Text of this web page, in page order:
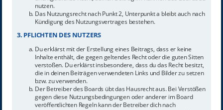
nutzen.
Das Nutzungsrecht nach Punkt 2, Unterpunkt a bleibt auch nach
Kündigung des Nutzungsvertrages bestehen.
3. PFLICHTEN DES NUTZERS
Du erklärst mit der Erstellung eines Beitrags, dass er keine
Inhalte enthält, die gegen geltendes Recht oder die guten Sitten
verstoßen. Du erklärst insbesondere, dass du das Recht besitzt,
die in deinen Beiträgen verwendeten Links und Bilder zu setzen
bzw. zu verwenden.
Der Betreiber des Boards übt das Hausrecht aus. Bei Verstößen
gegen diese Nutzungsbedingungen oder anderer im Board
veröffentlichten Regeln kann der Betreiber dich nach